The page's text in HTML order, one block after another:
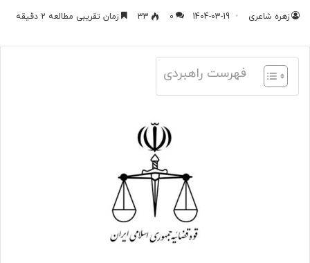
زهره شاعری 1404-03-19
0
33 زمان تقریبی مطالعه 2 دقیقه
فهرست راهبردی